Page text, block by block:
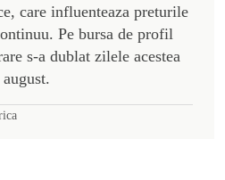
care influenteaza preturile
Pe bursa de profil
s-a dublat zilele acestea